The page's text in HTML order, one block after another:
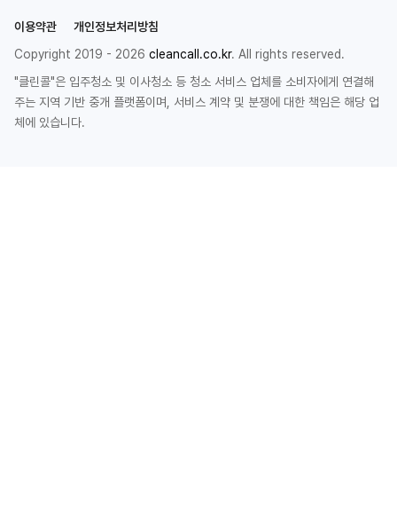
이용약관
개인정보처리방침
Copyright 2019 - 2026 cleancall.co.kr. All rights reserved.
"클린콜"은 입주청소 및 이사청소 등 청소 서비스 업체를 소비자에게 연결해
주는 지역 기반 중개 플랫폼이며, 서비스 계약 및 분쟁에 대한 책임은 해당 업
체에 있습니다.